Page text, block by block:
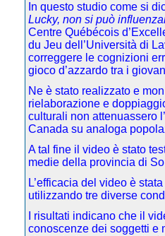
In questo studio come si
Lucky, non si può
Centre Québécois
du Jeu dell’Università di
correggere le cognizioni
gioco d’azzardo tra i
Ne è stato realizzato e
rielaborazione e
culturali non attenuassero
Canada su analoga
A tal fine il video è stato
medie della provincia di
L’efficacia del video è
utilizzando tre diverse
I risultati indicano che il
conoscenze dei soggetti e